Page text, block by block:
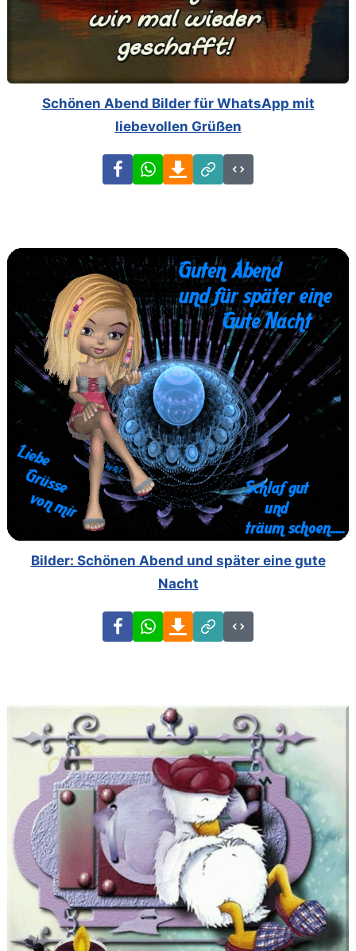
Schönen Abend Bilder für WhatsApp mit
liebevollen Grüßen
FacebookWhatsAppDownload
Link
Code
Bilder: Schönen Abend und später eine gute
Nacht
FacebookWhatsAppDownload
Link
Code